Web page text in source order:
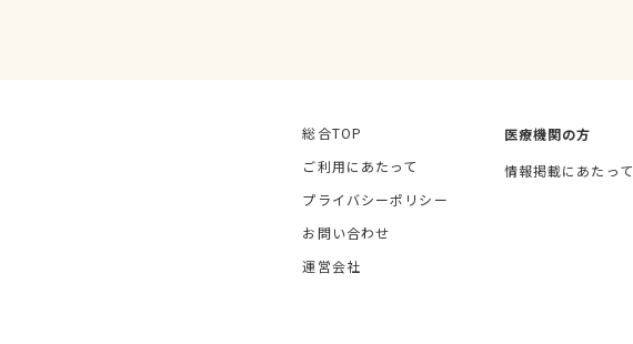
総合TOP
ご利用にあたって
プライバシーポリシー
お問い合わせ
運営会社
医療機関の方
情報掲載にあたって